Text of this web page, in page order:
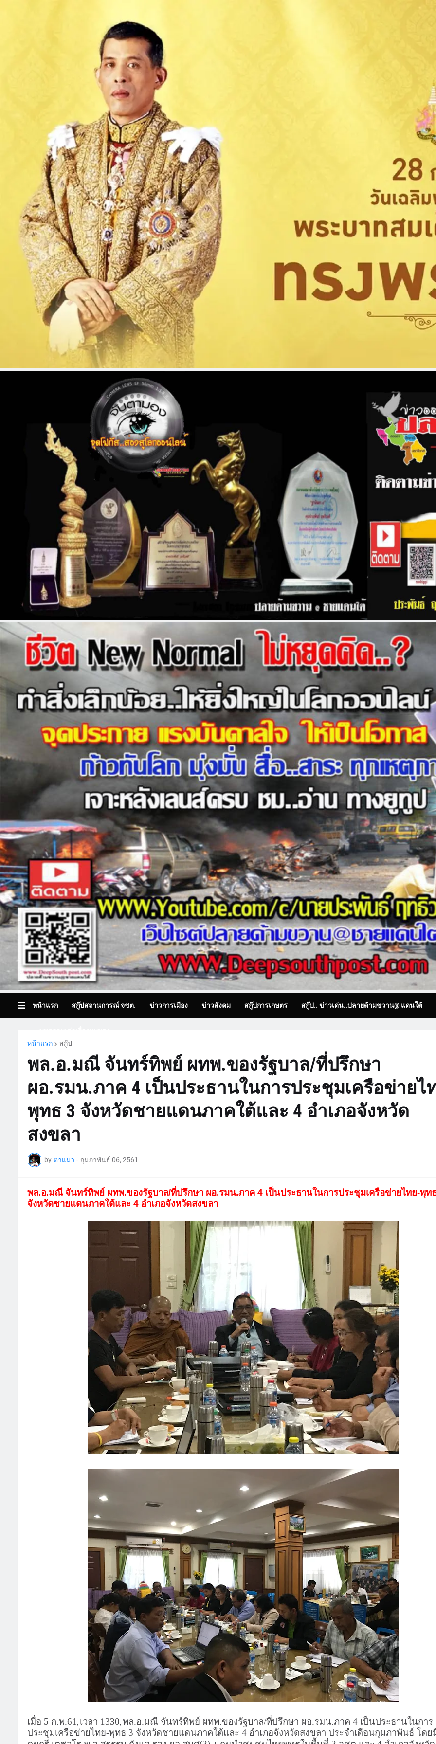
หน้าแรก สกู๊ปสถานการณ์ จชต. ข่าวการเมือง ข่าวสังคม สกู๊ปการเกษตร สกู๊ป.. ข่าวเด่น..ปลายด้ามขวาน@ แดนใต้
หน้าแรก
สกู๊ป
พล.อ.มณี จันทร์ทิพย์ ผทพ.ของรัฐบาล/ที่ปรึกษา
ผอ.รมน.ภาค 4 เป็นประธานในการประชุมเครือข่ายไ
พุทธ 3 จังหวัดชายแดนภาคใต้และ 4 อำเภอจังหวัด
สงขลา
by ตาแมว - กุมภาพันธ์ 06, 2561
พล.อ.มณี จันทร์ทิพย์ ผทพ.ของรัฐบาล/ที่ปรึกษา ผอ.รมน.ภาค 4 เป็นประธานในการประชุมเครือข่ายไทย-พุท
จังหวัดชายแดนภาคใต้และ 4 อำเภอจังหวัดสงขลา
เมื่อ 5 ก.พ.61 , เวลา 1330, พล.อ.มณี จันทร์ทิพย์ ผทพ.ของรัฐบาล/ที่ปรึกษา ผอ.รมน.ภาค 4 เป็นประธานในการ
ประชุมเครือข่ายไทย-พุทธ 3 จังหวัดชายแดนภาคใต้และ 4 อำเภอจังหวัดสงขลา ประจำเดือนกุมภาพันธ์ โดย